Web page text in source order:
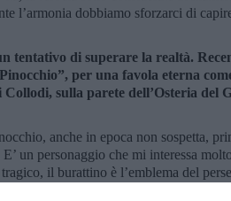
l’armonia dobbiamo sforzarci di
tentativo di superare la realtà.
per una favola eterna
sulla parete dell’Osteria del
anche in epoca non sospetta,
un personaggio che mi interessa
il burattino è l’emblema del
che non vuole. Nel libro anche il